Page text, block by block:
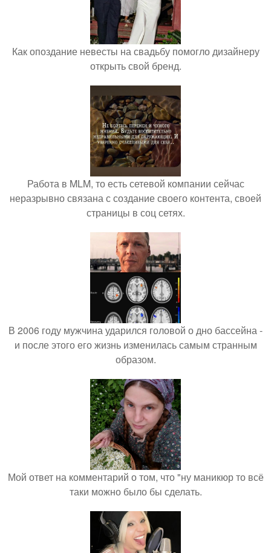
Как опоздание невесты на свадьбу помогло дизайнеру
открыть свой бренд.
Работа в MLM, то есть сетевой компании сейчас
неразрывно связана с создание своего контента, своей
страницы в соц сетях.
В 2006 году мужчина ударился головой о дно бассейна -
и после этого его жизнь изменилась самым странным
образом.
Мой ответ на комментарий о том, что "ну маникюр то всё
таки можно было бы сделать.